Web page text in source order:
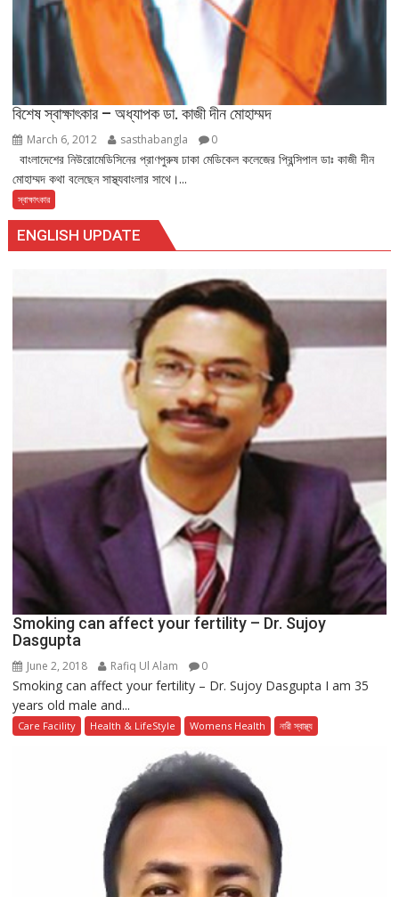
বিশেষ স্বাক্ষাৎকার – অধ্যাপক ডা. কাজী দীন মোহাম্মদ
March 6, 2012 sasthabangla 0
বাংলাদেশের নিউরোমেডিসিনের প্রাণপুরুষ ঢাকা মেডিকেল কলেজের প্রিন্সিপাল ডাঃ কাজী দীন
মোহাম্মদ কথা বলেছেন সাস্থ্যবাংলার সাথে।...
স্বাক্ষাৎকার
ENGLISH UPDATE
Smoking can affect your fertility – Dr. Sujoy
Dasgupta
June 2, 2018 Rafiq Ul Alam 0
Smoking can affect your fertility – Dr. Sujoy Dasgupta I am 35
years old male and...
Care Facility Health & LifeStyle Womens Health নারী স্বাস্থ্য